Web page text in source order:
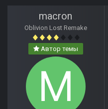
macron
Oblivion Lost Remake
Автор темы